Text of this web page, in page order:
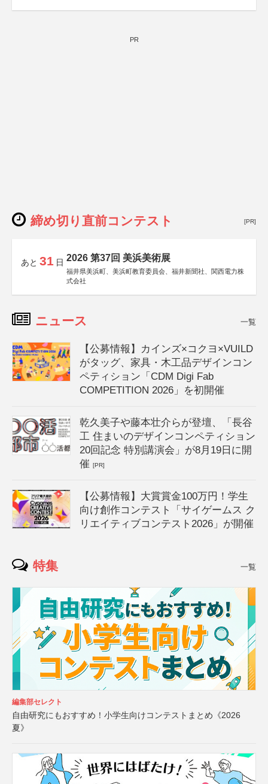
PR
締め切り直前コンテスト [PR]
あと 31 日 2026 第37回 美浜美術展
福井県美浜町、美浜町教育委員会、福井新聞社、関西電力株
式会社
ニュース 一覧
【公募情報】カインズ×コクヨ×VUILD
がタッグ、家具・木工品デザインコン
ペティション「CDM Digi Fab
COMPETITION 2026」を初開催
乾久美子や藤本壮介らが登壇、「長谷
工 住まいのデザインコンペティション
20回記念 特別講演会」が8月19日に開
催[PR]
【公募情報】大賞賞金100万円！学生
向け創作コンテスト「サイゲームス ク
リエイティブコンテスト2026」が開催
特集 一覧
編集部セレクト
自由研究にもおすすめ！小学生向けコンテストまとめ《2026
夏》